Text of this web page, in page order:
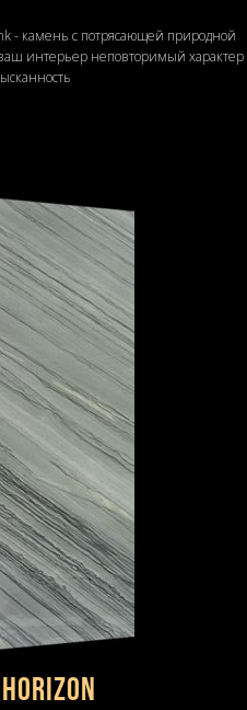
- камень с потрясающей природной
интерьер неповторимый характер
horizon